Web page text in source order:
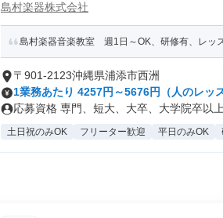
島村楽器株式会社
島村楽器音楽教室 週1日～OK、研修有、レッ
〒901-2123沖縄県浦添市西洲
1業務あたり 4257円～5676円（人のレッ
応募資格 専門、短大、大卒、大学院卒以
土日祝のみOK フリーター歓迎 平日のみOK